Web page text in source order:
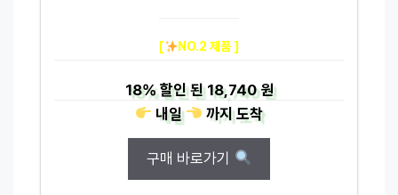
[ NO.2 제품 ]
18%할인 된18,740 원
내일
까지도착
구매 바로가기